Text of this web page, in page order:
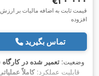
قیمت ثابت به اضافه مالیات بر ارزش
افزوده
تماس بگیرید
وضعیت: تعمیر شده در
, قابلیت عملکرد:کاملاً